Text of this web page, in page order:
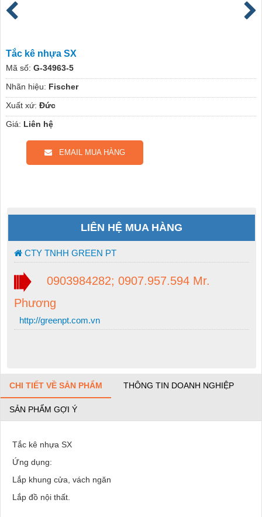
Tắc kê nhựa SX
Mã số: G-34963-5
Nhãn hiệu: Fischer
Xuất xứ: Đức
Giá: Liên hệ
EMAIL MUA HÀNG
LIÊN HỆ MUA HÀNG
CTY TNHH GREEN PT
0903984282; 0907.957.594 Mr.
Phương
http://greenpt.com.vn
CHI TIẾT VỀ SẢN PHẨM THÔNG TIN DOANH NGHIỆP
SẢN PHẨM GỢI Ý
Tắc kê nhựa SX
Ứng dụng:
Lắp khung cửa, vách ngăn
Lắp đồ nội thất.